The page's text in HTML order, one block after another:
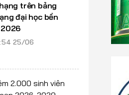
trên bảng
đại học bền
25/06
2.000 sinh viên